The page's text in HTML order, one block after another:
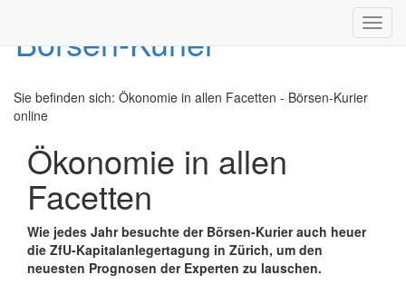
Sie befinden sich: Ökonomie in allen Facetten - Börsen-Kurier
online
Ökonomie in allen
Facetten
Wie jedes Jahr besuchte der Börsen-Kurier auch heuer
die ZfU-Kapitalanlegertagung in Zürich, um den
neuesten Prognosen der Experten zu lauschen.